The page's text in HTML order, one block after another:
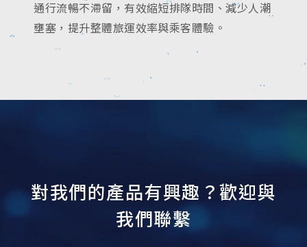
通行流暢不滯留，有效縮短排隊時間、減少人潮
壅塞，提升整體旅運效率與乘客體驗。
對我們 的產品有興趣 ？歡迎與
我們 聯繫